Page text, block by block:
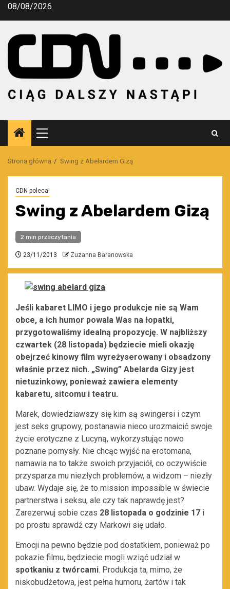
Przejdź
08/08/2026
Menu
główne
Strona główna Swing z Abelardem Gizą
CDN poleca!
Swing z Abelardem Gizą
2 min przeczytania
23/11/2013 Zuzanna Baranowska
Jeśli kabaret LIMO i jego produkcje nie są Wam
obce, a ich humor powala Was na łopatki,
przygotowaliśmy idealną propozycję. W najbliższy
czwartek (28 listopada) będziecie mieli okazję
obejrzeć kinowy film wyreżyserowany i obsadzony
właśnie przez nich. „Swing” Abelarda Gizy jest
nietuzinkowy, ponieważ zawiera elementy
kabaretu, sitcomu i teatru.
Marek, dowiedziawszy się kim są swingersi i czym
jest seks grupowy, postanawia nieco urozmaicić swoje
życie erotyczne z Lucyną, wykorzystując nowo
poznane pomysły. Nie chcąc wyjść na erotomana,
namawia na to także swoich przyjaciół, co oczywiście
przysparza mu niezłych problemów, a widzom – niezły
ubaw. Wydaje się, że to mission impossible w świecie
partnerstwa i seksu, ale czy tak naprawdę jest?
Zarezerwuj sobie czas 28 listopada o godzinie 17 i
po prostu sprawdź czy Markowi się udało.
Emocji na pewno będzie pod dostatkiem, ponieważ po
pokazie filmu, będziecie mogli wziąć udział w
spotkaniu z twórcami. Produkcja ta, mimo, że
niskobudżetowa, jest pełna humoru, żartów i tak